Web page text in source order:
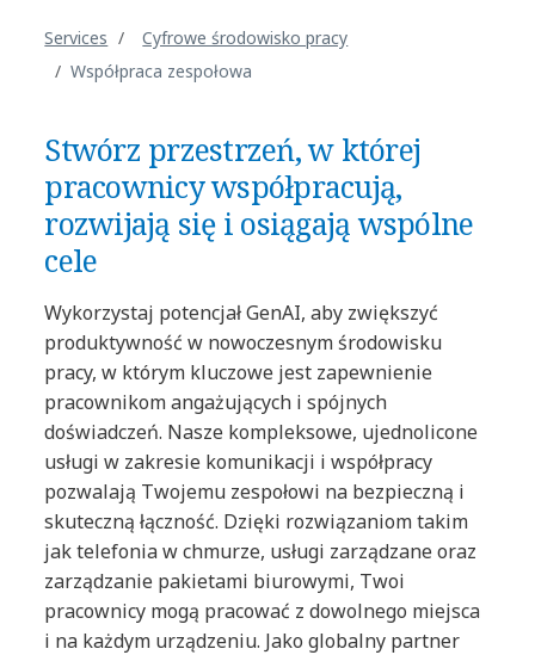
Services
Cyfrowe środowisko pracy
Współpraca zespołowa
Stwórz przestrzeń, w której
pracownicy współpracują,
rozwijają się i osiągają wspólne
cele
Wykorzystaj potencjał GenAI, aby zwiększyć
produktywność w nowoczesnym środowisku
pracy, w którym kluczowe jest zapewnienie
pracownikom angażujących i spójnych
doświadczeń. Nasze kompleksowe, ujednolicone
usługi w zakresie komunikacji i współpracy
pozwalają Twojemu zespołowi na bezpieczną i
skuteczną łączność. Dzięki rozwiązaniom takim
jak telefonia w chmurze, usługi zarządzane oraz
zarządzanie pakietami biurowymi, Twoi
pracownicy mogą pracować z dowolnego miejsca
i na każdym urządzeniu. Jako globalny partner